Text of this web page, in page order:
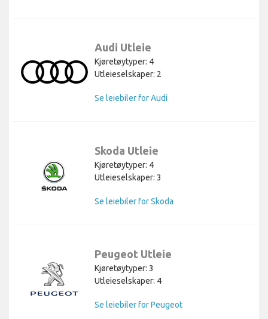
Audi Utleie
Kjøretøytyper: 4
Utleieselskaper: 2
Se leiebiler for Audi
Skoda Utleie
Kjøretøytyper: 4
Utleieselskaper: 3
Se leiebiler for Skoda
Peugeot Utleie
Kjøretøytyper: 3
Utleieselskaper: 4
Se leiebiler for Peugeot